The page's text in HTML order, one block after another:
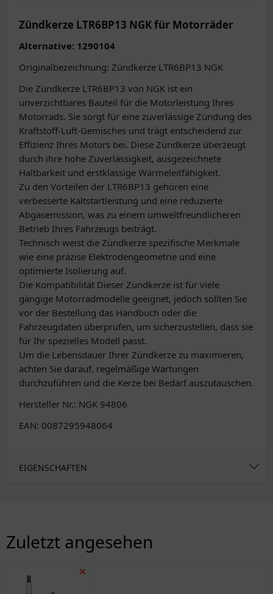
Zündkerze LTR6BP13 NGK für Motorräder
Alternative: 1290104
Originalbezeichnung: Zündkerze LTR6BP13 NGK
Die Zündkerze LTR6BP13 von NGK ist ein
unverzichtbares Bauteil für die Motorleistung Ihres
Motorrads. Sie sorgt für eine zuverlässige Zündung des
Kraftstoff-Luft-Gemisches und trägt entscheidend zur
Effizienz Ihres Motors bei. Diese Zündkerze überzeugt
durch ihre hohe Zuverlässigkeit, ausgezeichnete
Haltbarkeit und erstklassige Wärmeleitfähigkeit.
Zu den Vorteilen der LTR6BP13 gehören eine
verbesserte Kaltstartleistung und eine reduzierte
Abgasemission, was zu einem umweltfreundlicheren
Betrieb Ihres Fahrzeugs beiträgt.
Technisch weist die Zündkerze spezifische Merkmale
wie eine präzise Elektrodengeometrie und eine
optimierte Isolierung auf.
Die Kompatibilität Dieser Zündkerze ist für viele
gängige Motorradmodelle geeignet, jedoch sollten Sie
vor der Bestellung das Handbuch oder die
Fahrzeugdaten überprüfen, um sicherzustellen, dass sie
für Ihr spezielles Modell passt.
Um die Lebensdauer Ihrer Zündkerze zu maximieren,
achten Sie darauf, regelmäßige Wartungen
durchzuführen und die Kerze bei Bedarf auszutauschen.
Hersteller Nr.: NGK 94806
EAN: 0087295948064
EIGENSCHAFTEN
Zuletzt angesehen
❌